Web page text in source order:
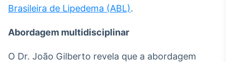
Crédito
Brasileira de Lipedema (ABL).
Abordagem multidisciplinar
O Dr. João Gilberto revela que a abordagem